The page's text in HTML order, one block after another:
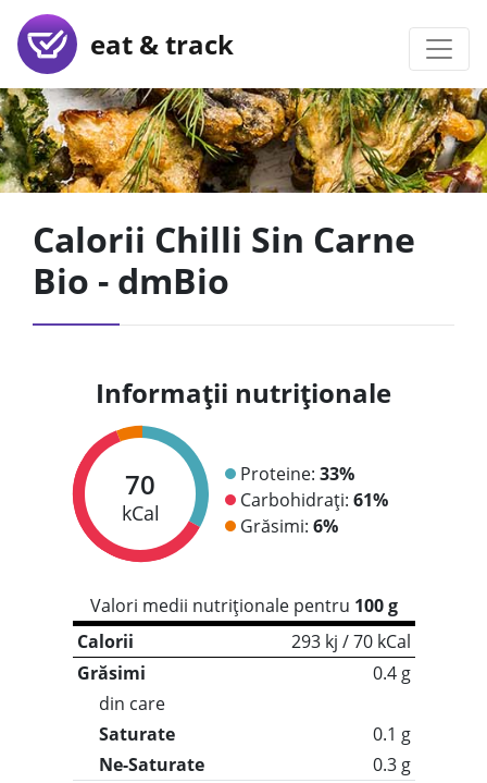
eat & track
Calorii Chilli Sin Carne
Bio - dmBio
Informații nutriționale
70
kCal
Proteine: 33%
Carbohidrați: 61%
Grăsimi: 6%
Valori medii nutriționale pentru 100 g
Calorii
293 kj / 70 kCal
Grăsimi
0.4 g
din care
Saturate
0.1 g
Ne-Saturate
0.3 g